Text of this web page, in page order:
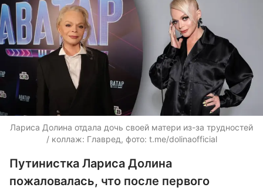
Лариса Долина отдала дочь своей матери из-за трудностей
/ коллаж: Главред, фото: t.me/dolinaofficial
Путинистка Лариса Долина
пожаловалась, что после первого